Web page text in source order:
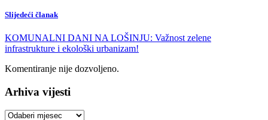
Slijedeći članak
KOMUNALNI DANI NA LOŠINJU: Važnost zelene
infrastrukture i ekološki urbanizam!
Komentiranje nije dozvoljeno.
Arhiva vijesti
Arhiva